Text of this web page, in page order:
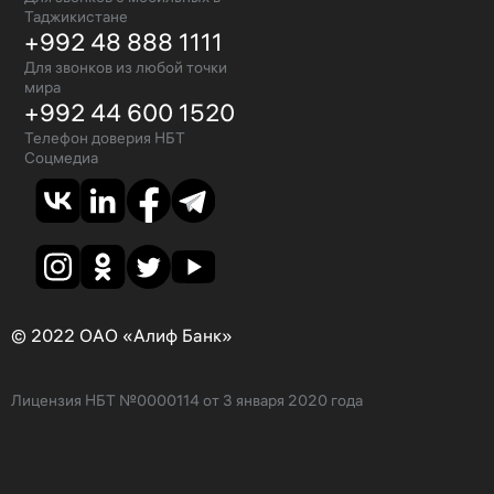
Таджикистане
+992 48 888 1111
Для звонков из любой точки
мира
+992 44 600 1520
Телефон доверия НБТ
Соцмедиа
© 2022 ОАО «Алиф Банк»
Лицензия НБТ №0000114 от 3 января 2020 года